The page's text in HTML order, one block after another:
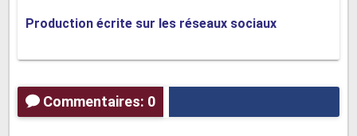
Production écrite sur les réseaux sociaux
Commentaires: 0